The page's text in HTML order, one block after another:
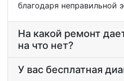
благодаря неправильной
На какой ремонт
на что нет?
У вас бесплатная